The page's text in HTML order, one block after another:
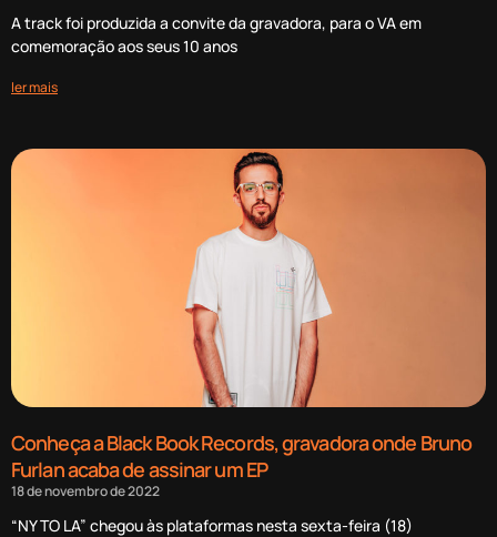
A track foi produzida a convite da gravadora, para o VA em
comemoração aos seus 10 anos
ler mais
Conheça a Black Book Records, gravadora onde Bruno
Furlan acaba de assinar um EP
18 de novembro de 2022
“NY TO LA” chegou às plataformas nesta sexta-feira (18)